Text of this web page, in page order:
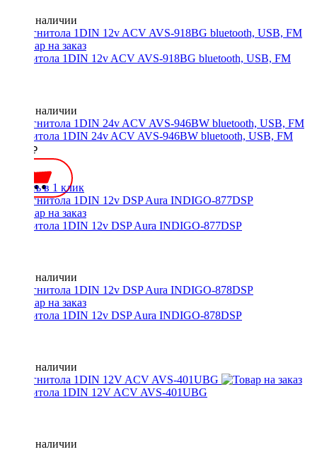
Нет в наличии
Магнитола 1DIN 12v ACV AVS-918BG bluetooth, USB, FM
Нет в наличии
Магнитола 1DIN 24v ACV AVS-946BW bluetooth, USB, FM
3600 ₽
Купить в 1 клик
Магнитола 1DIN 12v DSP Aura INDIGO-877DSP
Нет в наличии
Магнитола 1DIN 12v DSP Aura INDIGO-878DSP
Нет в наличии
Магнитола 1DIN 12V ACV AVS-401UBG
Нет в наличии